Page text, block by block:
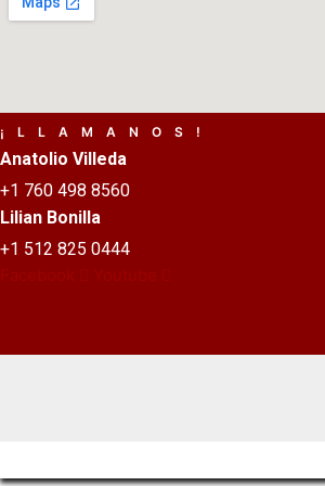
¡LLAMANOS!
Anatolio Villeda
+1 760 498 8560
Lilian Bonilla
+1 512 825 0444